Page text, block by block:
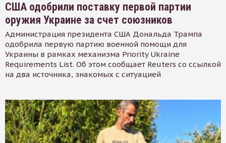
США одобрили поставку первой партии
оружия Украине за счет союзников
Администрация президента США Дональда Трампа
одобрила первую партию военной помощи для
Украины в рамках механизма Priority Ukraine
Requirements List. Об этом сообщает Reuters со ссылкой
на два источника, знакомых с ситуацией